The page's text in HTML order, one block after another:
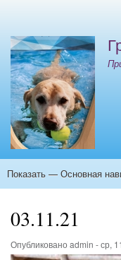
учётной
записи
пользователя
Основная
Показать — Основная
03.11.21
Опубликовано admin -ср,